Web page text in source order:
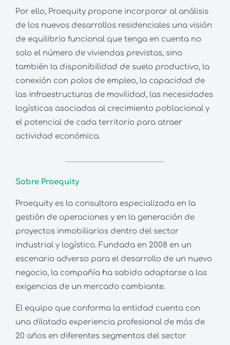
Por ello, Proequity propone incorporar al análisis
de los nuevos desarrollos residenciales una visión
de equilibrio funcional que tenga en cuenta no
solo el número de viviendas previstas, sino
también la disponibilidad de suelo productivo, la
conexión con polos de empleo, la capacidad de
las infraestructuras de movilidad, las necesidades
logísticas asociadas al crecimiento poblacional y
el potencial de cada territorio para atraer
actividad económica.
Sobre Proequity
Proequity es la consultora especializada en la
gestión de operaciones y en la generación de
proyectos inmobiliarios dentro del sector
industrial y logístico. Fundada en 2008 en un
escenario adverso para el desarrollo de un nuevo
negocio, la compañía ha sabido adaptarse a las
exigencias de un mercado cambiante.
El equipo que conforma la entidad cuenta con
una dilatada experiencia profesional de más de
20 años en diferentes segmentos del sector